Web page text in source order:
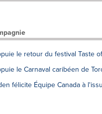
le retour du festival Taste
le Carnaval caribéen de
félicite Équipe Canada à